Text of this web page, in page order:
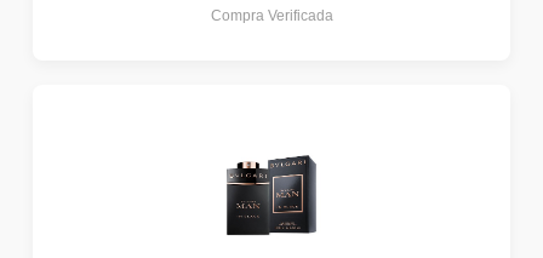
Compra Verificada